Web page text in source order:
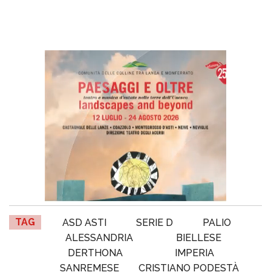
TAG ASD ASTI SERIE D
PALIO
ALESSANDRIA
BIELLESE
DERTHONA
IMPERIA
SANREMESE
CRISTIANO PODESTÀ